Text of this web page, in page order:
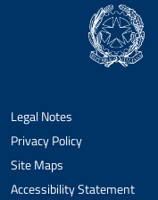
Legal Notes
Privacy Policy
Site Maps
Accessibility Statement